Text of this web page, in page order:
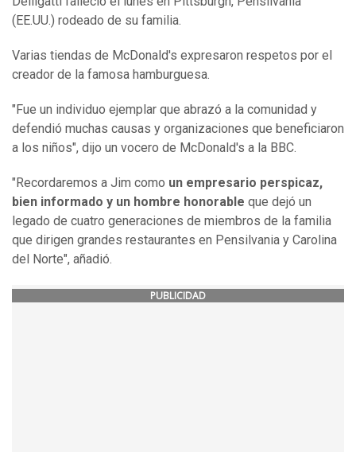
(EE.UU.) rodeado de su familia.
Varias tiendas de McDonald's expresaron respetos por el
creador de la famosa hamburguesa.
"Fue un individuo ejemplar que abrazó a la comunidad y
defendió muchas causas y organizaciones que beneficiaron
a los niños", dijo un vocero de McDonald's a la BBC.
"Recordaremos a Jim como un empresario perspicaz,
bien informado y un hombre honorable que dejó un
legado de cuatro generaciones de miembros de la familia
que dirigen grandes restaurantes en Pensilvania y Carolina
del Norte", añadió.
PUBLICIDAD